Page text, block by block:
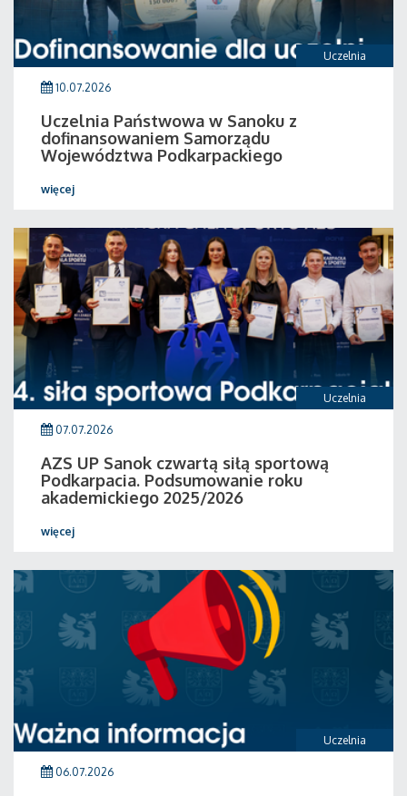
Uczelnia
10.07.2026
Uczelnia Państwowa w Sanoku z
dofinansowaniem Samorządu
Województwa Podkarpackiego
więcej
Uczelnia
07.07.2026
AZS UP Sanok czwartą siłą sportową
Podkarpacia. Podsumowanie roku
akademickiego 2025/2026
więcej
Uczelnia
06.07.2026